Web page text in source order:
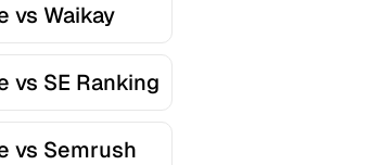
vs Waikay
vs SE Ranking
vs Semrush